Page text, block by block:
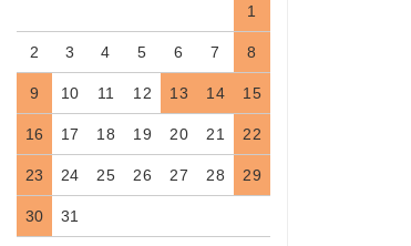
1
2 3 4 5 6 7 8
9 10 11 12 13 14 15
16 17 18 19 20 21 22
23 24 25 26 27 28 29
30 31